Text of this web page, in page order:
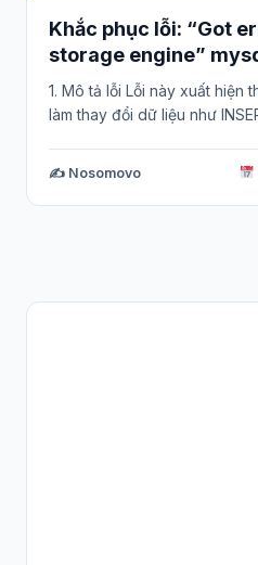
Khắc phục lỗi: “Got
storage engine”
1. Mô tả lỗi Lỗi này xuất hiện
làm thay đổi dữ liệu như
✍️ Nosomovo